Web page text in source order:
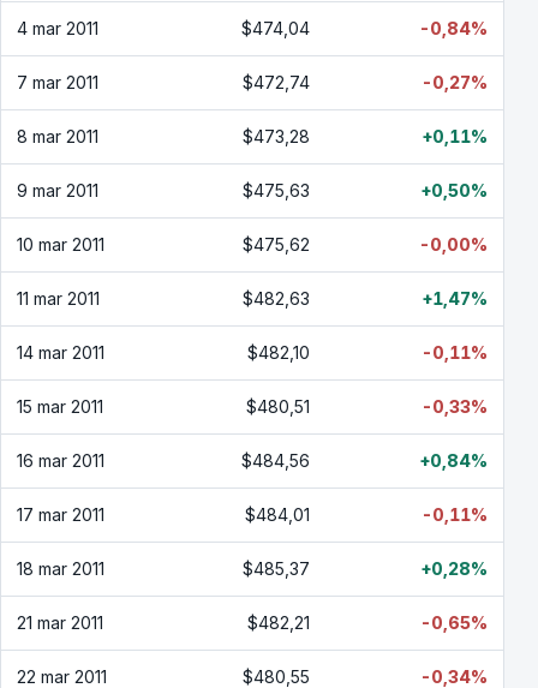
4 mar 2011 $474,04 -0,84%
7 mar 2011 $472,74 -0,27%
8 mar 2011 $473,28 +0,11%
9 mar 2011 $475,63 +0,50%
10 mar 2011 $475,62 -0,00%
11 mar 2011 $482,63 +1,47%
14 mar 2011 $482,10 -0,11%
15 mar 2011 $480,51 -0,33%
16 mar 2011 $484,56 +0,84%
17 mar 2011 $484,01 -0,11%
18 mar 2011 $485,37 +0,28%
21 mar 2011 $482,21 -0,65%
22 mar 2011 $480,55 -0,34%